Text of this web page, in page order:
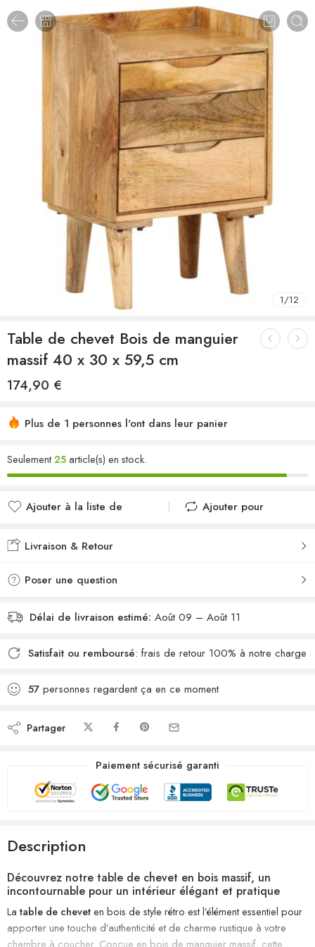
1/12
Table de chevet Bois de manguier
massif 40 x 30 x 59,5 cm
174,90 €
Plus de 1 personnes l'ont dans leur panier
Seulement25article(s) en stock.
Ajouter à la liste de
Ajouté à la liste de
Ajouter pour
Livraison & Retour
Poser une question
Délai de livraison estimé: Août 09 – Août 11
Satisfait ou remboursé: frais de retour 100% à notre charge
57 personnes regardent ça en ce moment
Partager
Paiement sécurisé garanti
Description
Découvrez notre table de chevet en bois massif, un
incontournable pour un intérieur élégant et pratique
La table de cheveten bois de style rétro est l’élément essentiel pour
apporter une touche d’authenticité et de charme rustique à votre
chambre à coucher. Conçue en bois de manguier massif, cette